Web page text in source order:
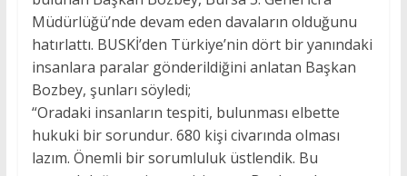
Müdürlüğü’nde devam eden davaların olduğunu
hatırlattı. BUSKİ’den Türkiye’nin dört bir yanındaki
insanlara paralar gönderildiğini anlatan Başkan
Bozbey, şunları söyledi;
“Oradaki insanların tespiti, bulunması elbette
hukuki bir sorundur. 680 kişi civarında olması
lazım. Önemli bir sorumluluk üstlendik. Bu